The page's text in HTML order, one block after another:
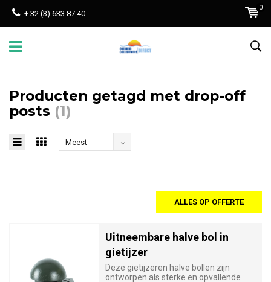
+ 32 (3) 633 87 40
0
Producten getagd met drop-off
posts (1)
Meest
ALLES OP OFFERTE
Uitneembare halve bol in
gietijzer
Deze gietijzeren halve bollen zijn
ontworpen als sterke en opvallende